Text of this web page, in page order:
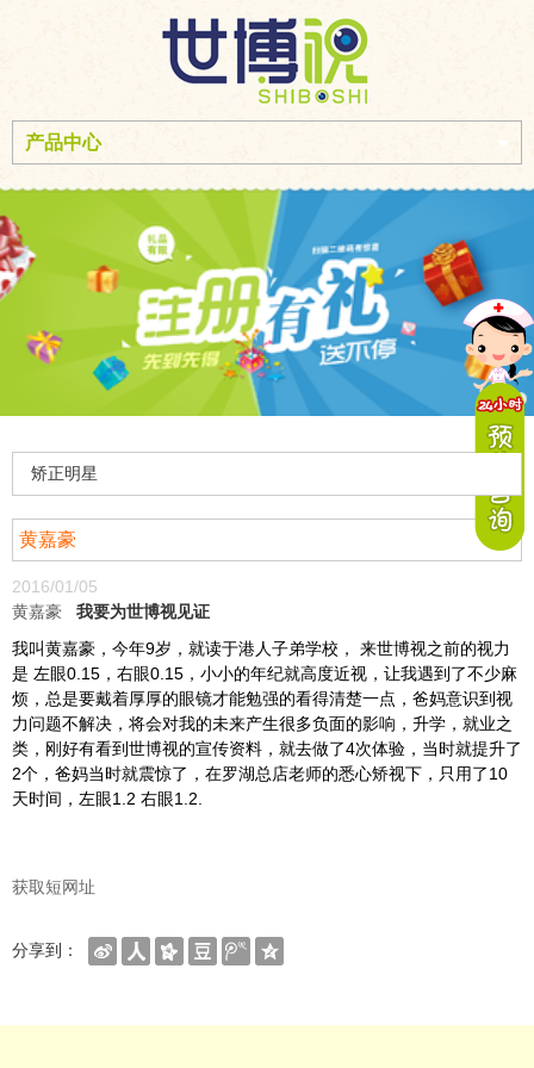
产品中心
矫正明星
黄嘉豪
2016/01/05
黄嘉豪
我要为世博视见证
我叫黄嘉豪，今年9岁，就读于港人子弟学校， 来世博视之前的视力
是 左眼0.15，右眼0.15，小小的年纪就高度近视，让我遇到了不少麻
烦，总是要戴着厚厚的眼镜才能勉强的看得清楚一点，爸妈意识到视
力问题不解决，将会对我的未来产生很多负面的影响，升学，就业之
类，刚好有看到世博视的宣传资料，就去做了4次体验，当时就提升了
2个，爸妈当时就震惊了，在罗湖总店老师的悉心矫视下，只用了10
天时间，左眼1.2 右眼1.2.
获取短网址
分享到：